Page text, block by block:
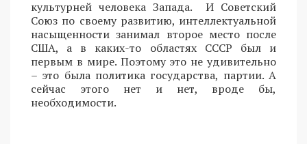
культурней человека Запада. И Советский
Союз по своему развитию, интеллектуальной
насыщенности занимал второе место после
США, а в каких-то областях СССР был и
первым в мире. Поэтому это не удивительно
– это была политика государства, партии. А
сейчас этого нет и нет, вроде бы,
необходимости.